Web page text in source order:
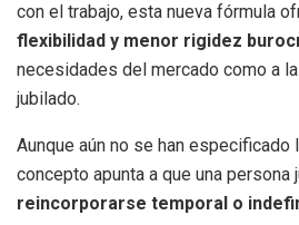
con el trabajo, esta nueva fórmula
flexibilidad y menor rigidez
necesidades del mercado como a
jubilado.
Aunque aún no se han
concepto apunta a que una persona
reincorporarse temporal o